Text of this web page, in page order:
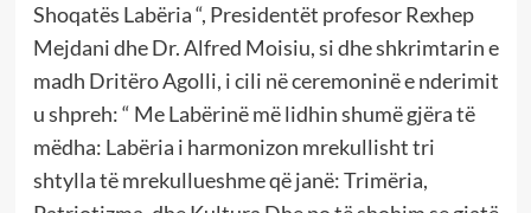
Shoqatës Labëria “, Presidentët profesor Rexhep
Mejdani dhe Dr. Alfred Moisiu, si dhe shkrimtarin e
madh Dritëro Agolli, i cili në ceremoninë e nderimit
u shpreh: “ Me Labërinë më lidhin shumë gjëra të
mëdha: Labëria i harmonizon mrekullisht tri
shtylla të mrekullueshme që janë: Trimëria,